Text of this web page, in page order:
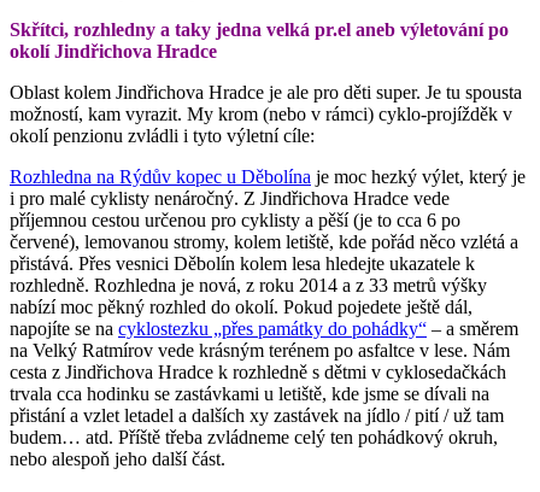
Skřítci, rozhledny a taky jedna velká pr.el aneb výletování po
okolí Jindřichova Hradce
Oblast kolem Jindřichova Hradce je ale pro děti super. Je tu spousta
možností, kam vyrazit. My krom (nebo v rámci) cyklo-projížděk v
okolí penzionu zvládli i tyto výletní cíle:
Rozhledna na Rýdův kopec u Děbolína je moc hezký výlet, který je
i pro malé cyklisty nenáročný. Z Jindřichova Hradce vede
příjemnou cestou určenou pro cyklisty a pěší (je to cca 6 po
červené), lemovanou stromy, kolem letiště, kde pořád něco vzlétá a
přistává. Přes vesnici Děbolín kolem lesa hledejte ukazatele k
rozhledně. Rozhledna je nová, z roku 2014 a z 33 metrů výšky
nabízí moc pěkný rozhled do okolí. Pokud pojedete ještě dál,
napojíte se na cyklostezku „přes památky do pohádky“ – a směrem
na Velký Ratmírov vede krásným terénem po asfaltce v lese. Nám
cesta z Jindřichova Hradce k rozhledně s dětmi v cyklosedačkách
trvala cca hodinku se zastávkami u letiště, kde jsme se dívali na
přistání a vzlet letadel a dalších xy zastávek na jídlo / pití / už tam
budem… atd. Příště třeba zvládneme celý ten pohádkový okruh,
nebo alespoň jeho další část.